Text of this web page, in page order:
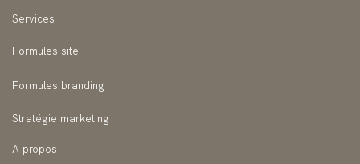
A propos
Services
Formules site
Formules branding
Stratégie marketing